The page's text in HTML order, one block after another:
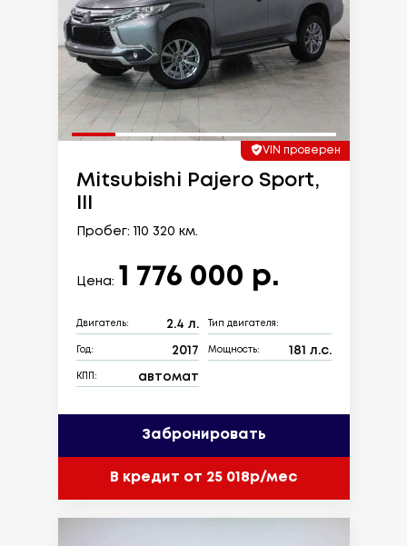
VIN проверен
Mitsubishi Pajero Sport,
Пробег: 110 320 км.
Цена: 1 776 000 р.
Двигатель: 2.4 л. Тип двигателя:
Год: 2017 Мощность: 181 л.с.
КПП: автомат
Забронировать
В кредит от 25 018р/мес